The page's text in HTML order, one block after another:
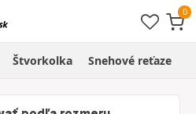
Štvorkolka Snehové reťaze